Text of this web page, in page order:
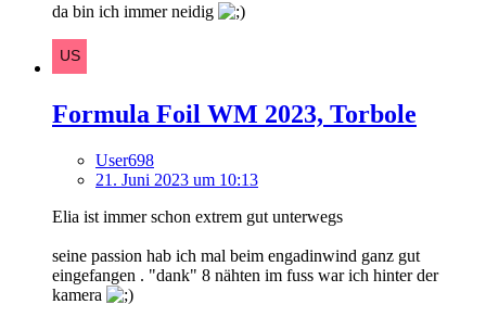
da bin ich immer neidig
Formula Foil WM 2023, Torbole
User698
21. Juni 2023 um 10:13
Elia ist immer schon extrem gut unterwegs
seine passion hab ich mal beim engadinwind ganz gut
eingefangen . "dank" 8 nähten im fuss war ich hinter der
kamera